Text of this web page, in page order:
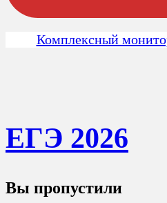
Комплексный
ЕГЭ 2026
Вы пропустили